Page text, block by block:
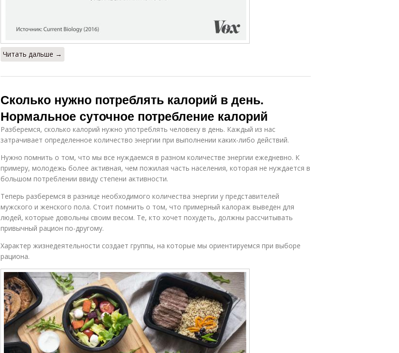
Читать дальше →
Сколько нужно потреблять калорий в день.
Нормальное суточное потребление калорий
Разберемся, сколько калорий нужно употреблять человеку в день. Каждый из нас
затрачивает определенное количество энергии при выполнении каких-либо действий.
Нужно помнить о том, что мы все нуждаемся в разном количестве энергии ежедневно. К
примеру, молодежь более активная, чем пожилая часть населения, которая не нуждается в
большом потреблении ввиду степени активности.
Теперь разберемся в разнице необходимого количества энергии у представителей
мужского и женского пола. Стоит помнить о том, что примерный калораж выведен для
людей, которые довольны своим весом. Те, кто хочет похудеть, должны рассчитывать
привычный рацион по-другому.
Характер жизнедеятельности создает группы, на которые мы ориентируемся при выборе
рациона.